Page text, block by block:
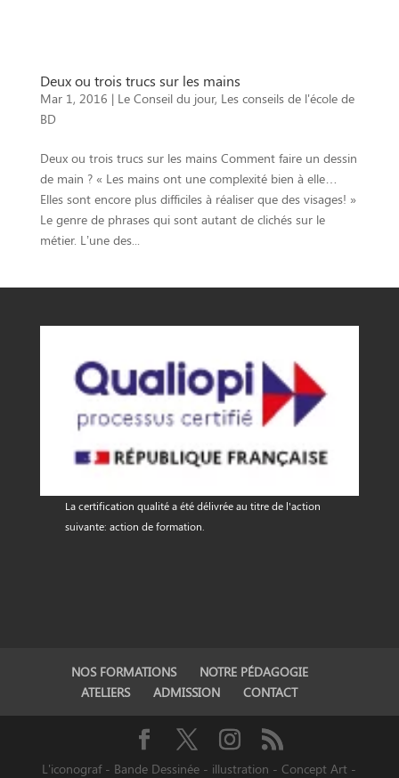
Deux ou trois trucs sur les mains
Mar 1, 2016 | Le Conseil du jour, Les conseils de l'école de
BD
Deux ou trois trucs sur les mains Comment faire un dessin
de main ? « Les mains ont une complexité bien à elle…
Elles sont encore plus difficiles à réaliser que des visages! »
Le genre de phrases qui sont autant de clichés sur le
métier. L’une des...
La certification qualité a été délivrée au titre de l'action
suivante: action de formation.
NOS FORMATIONS
NOTRE PÉDAGOGIE
ATELIERS
ADMISSION CONTACT
L'iconograf - Bande Dessinée - illustration - Concept Art -